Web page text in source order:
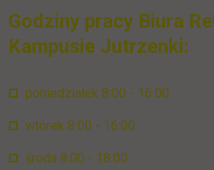
Godziny pracy Biura
Kampusie Jutrzenki:
poniedziałek 8:00 - 16:00
wtorek 8:00 - 16:00
środa 8:00 - 18:00